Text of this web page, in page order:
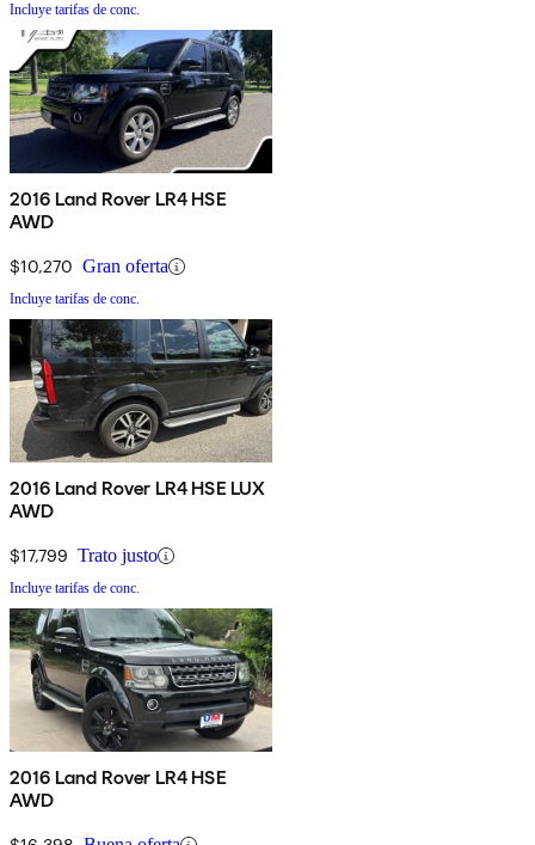
Incluye tarifas de conc.
2016 Land Rover LR4 HSE
AWD
$10,270 Gran oferta
Incluye tarifas de conc.
2016 Land Rover LR4 HSE LUX
AWD
$17,799 Trato justo
Incluye tarifas de conc.
2016 Land Rover LR4 HSE
AWD